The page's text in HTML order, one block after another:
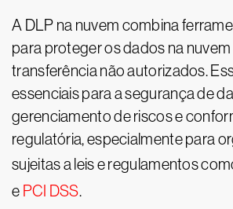
A DLP na nuvem combina
para proteger os dados na
transferência não autorizados.
essenciais para a segurança de
gerenciamento de riscos e
regulatória, especialmente para
sujeitas a leis e regulamentos
e PCI DSS.